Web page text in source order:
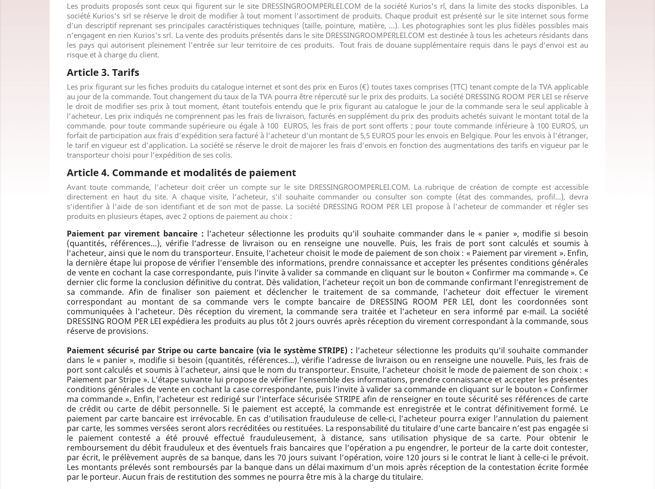
Les produits proposés sont ceux qui figurent sur le site DRESSINGROOMPERLEI.COM de la société Kurios's rl, dans la limite des stocks disponibles. La
société Kurios's srl se réserve le droit de modifier à tout moment l’assortiment de produits. Chaque produit est présenté sur le site internet sous forme
d’un descriptif reprenant ses principales caractéristiques techniques (taille, pointure, matière, ...). Les photographies sont les plus fidèles possibles mais
n’engagent en rien Kurios's srl. La vente des produits présentés dans le site DRESSINGROOMPERLEI.COM est destinée à tous les acheteurs résidants dans
les pays qui autorisent pleinement l’entrée sur leur territoire de ces produits.
Tout frais de douane supplémentaire requis dans le pays d’envoi est au
risque et à charge du client.
Article 3. Tarifs
Les prix figurant sur les fiches produits du catalogue internet et sont des prix en Euros (€) toutes taxes comprises (TTC) tenant compte de la TVA applicable
au jour de la commande. Tout changement du taux de la TVA pourra être répercuté sur le prix des produits. La société DRESSING ROOM PER LEI se réserve
le droit de modifier ses prix à tout moment, étant toutefois entendu que le prix figurant au catalogue le jour de la commande sera le seul applicable à
l’acheteur. Les prix indiqués ne comprennent pas les frais de livraison, facturés en supplément du prix des produits achetés suivant le montant total de la
commande. pour toute commande supérieure ou égale à 100 EUROS, les frais de port sont offerts ; pour toute commande inférieure à 100 EUROS, un
forfait de participation aux frais d’expédition sera facturé à l’acheteur d'un montant de 5,5 EUROS pour les envois en Belgique. Pour les envois à l’étranger,
le tarif en vigueur est d’application. La société se réserve le droit de majorer les frais d’envois en fonction des augmentations des tarifs en vigueur par le
transporteur choisi pour l’expédition de ses colis.
Article 4. Commande et modalités de paiement
Avant toute commande, l’acheteur doit créer un compte sur le site DRESSINGROOMPERLEI.COM. La rubrique de création de compte est accessible
directement en haut du site. A chaque visite, l’acheteur, s’il souhaite commander ou consulter son compte (état des commandes, profil…), devra
s’identifier à l’aide de son identifiant et de son mot de passe. La société DRESSING ROOM PER LEI propose à l’acheteur de commander et régler ses
produits en plusieurs étapes, avec 2 options de paiement au choix :
Paiement par virement bancaire : l’acheteur sélectionne les produits qu’il souhaite commander dans le « panier », modifie si besoin
(quantités, références…), vérifie l’adresse de livraison ou en renseigne une nouvelle. Puis, les frais de port sont calculés et soumis à
l’acheteur, ainsi que le nom du transporteur. Ensuite, l’acheteur choisit le mode de paiement de son choix : « Paiement par virement ». Enfin,
la dernière étape lui propose de vérifier l’ensemble des informations, prendre connaissance et accepter les présentes conditions générales
de vente en cochant la case correspondante, puis l’invite à valider sa commande en cliquant sur le bouton « Confirmer ma commande ». Ce
dernier clic forme la conclusion définitive du contrat. Dès validation, l’acheteur reçoit un bon de commande confirmant l’enregistrement de
sa commande. Afin de finaliser son paiement et déclencher le traitement de sa commande, l’acheteur doit effectuer le virement
correspondant au montant de sa commande vers le compte bancaire de DRESSING ROOM PER LEI, dont les coordonnées sont
communiquées à l'acheteur. Dès réception du virement, la commande sera traitée et l’acheteur en sera informé par e-mail. La société
DRESSING ROOM PER LEI expédiera les produits au plus tôt 2 jours ouvrés après réception du virement correspondant à la commande, sous
réserve de provisions.
Paiement sécurisé par Stripe ou carte bancaire (via le système STRIPE) : l’acheteur sélectionne les produits qu’il souhaite commander
dans le « panier », modifie si besoin (quantités, références…), vérifie l’adresse de livraison ou en renseigne une nouvelle. Puis, les frais de
port sont calculés et soumis à l’acheteur, ainsi que le nom du transporteur. Ensuite, l’acheteur choisit le mode de paiement de son choix : «
Paiement par Stripe ». L’étape suivante lui propose de vérifier l’ensemble des informations, prendre connaissance et accepter les présentes
conditions générales de vente en cochant la case correspondante, puis l’invite à valider sa commande en cliquant sur le bouton « Confirmer
ma commande ». Enfin, l’acheteur est redirigé sur l’interface sécurisée STRIPE afin de renseigner en toute sécurité ses références de carte
de crédit ou carte de débit personnelle. Si le paiement est accepté, la commande est enregistrée et le contrat définitivement formé. Le
paiement par carte bancaire est irrévocable. En cas d’utilisation frauduleuse de celle-ci, l’acheteur pourra exiger l’annulation du paiement
par carte, les sommes versées seront alors recréditées ou restituées. La responsabilité du titulaire d’une carte bancaire n’est pas engagée si
le paiement contesté a été prouvé effectué frauduleusement, à distance, sans utilisation physique de sa carte. Pour obtenir le
remboursement du débit frauduleux et des éventuels frais bancaires que l’opération a pu engendrer, le porteur de la carte doit contester,
par écrit, le prélèvement auprès de sa banque, dans les 70 jours suivant l’opération, voire 120 jours si le contrat le liant à celle-ci le prévoit.
Les montants prélevés sont remboursés par la banque dans un délai maximum d’un mois après réception de la contestation écrite formée
par le porteur. Aucun frais de restitution des sommes ne pourra être mis à la charge du titulaire.